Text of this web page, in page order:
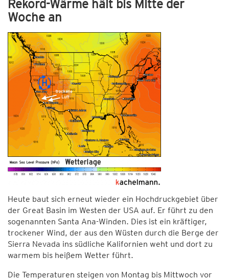
Rekord-Wärme hält bis Mitte der
Woche an
Heute baut sich erneut wieder ein Hochdruckgebiet über
der Great Basin im Westen der USA auf. Er führt zu den
sogenannten Santa Ana-Winden. Dies ist ein kräftiger,
trockener Wind, der aus den Wüsten durch die Berge der
Sierra Nevada ins südliche Kalifornien weht und dort zu
warmem bis heißem Wetter führt.
Die Temperaturen steigen von Montag bis Mittwoch vor